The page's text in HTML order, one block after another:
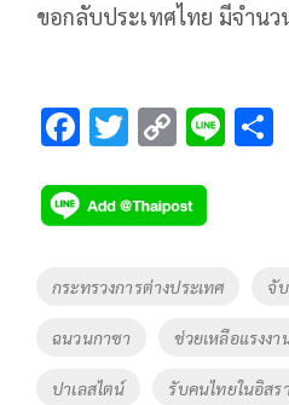
ขอกลับประเทศไทย มีจำนว
F
e
b
o
k
T
tt
er
C
p
y
Li
n
k
Li
Tags
กระทรวงการต่างประเทศ จั
ฉนวนกาซา ช่วยเหลือแรงงา
ปาเลสไตน์ รับคนไทยในอิสร